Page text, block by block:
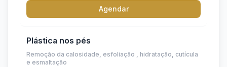
Agendar
Plástica nos pés
Remoção da calosidade, esfoliação , hidratação, cutícula
e esmaltação